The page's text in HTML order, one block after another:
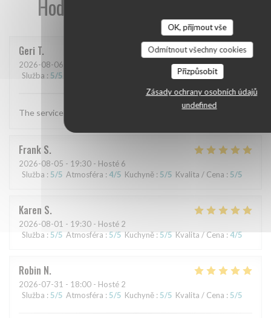
OK, přijmout vše
Odmítnout všechny cookies
Přizpůsobit
Zásady ochrany osobních údajů
undefined
Hodnocení našich zákazníků
Geri T
2026-08-06
Služba : 5/5 /5 Kvalita / Cena
The service and food are always excellent
Frank S
2026-08-05 - 19:30 - Hosté 6
Služba : 5/5 Atmosféra : 4/5 Kuchyně : 5/5 Kvalita / Cena : 5/5
Karen S
2026-08-01 - 19:30 - Hosté 2
Služba : 5/5 Atmosféra : 5/5 Kuchyně : 5/5 Kvalita / Cena : 4/5
Robin N
2026-07-31 - 18:00 - Hosté 2
Služba : 5/5 Atmosféra : 5/5 Kuchyně : 5/5 Kvalita / Cena : 5/5